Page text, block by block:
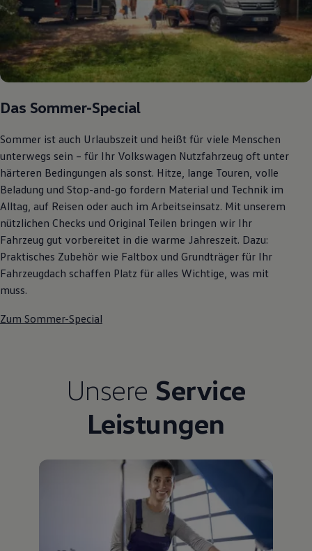
Das Sommer-Special
Sommer ist auch Urlaubszeit und heißt für viele Menschen
unterwegs sein – für Ihr Volkswagen Nutzfahrzeug oft unter
härteren Bedingungen als sonst. Hitze, lange Touren, volle
Beladung und Stop-and-go fordern Material und Technik im
Alltag, auf Reisen oder auch im Arbeitseinsatz. Mit unserem
nützlichen Checks und Original Teilen bringen wir Ihr
Fahrzeug gut vorbereitet in die warme Jahreszeit. Dazu:
Praktisches Zubehör wie Faltbox und Grundträger für Ihr
Fahrzeugdach schaffen Platz für alles Wichtige, was mit
muss.
Zum Sommer-Special
Unsere Service
Leistungen